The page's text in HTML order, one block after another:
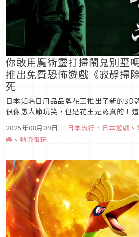
你敢用魔術靈打掃鬧鬼別墅
推出免費恐怖遊戲《寂靜掃
死
日本知名日用品品牌花王推出了新的3D
很像愚人節玩笑，但是花王是認真的！
別墅，要一邊打掃、一邊解謎並試圖躲
2025年08月09日 ｜ 日本流行 、 日本遊戲 、
樂 、 動漫電玩